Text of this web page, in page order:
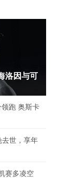
洛因与可
跑 奥斯卡
去世，享年
赛多凌空